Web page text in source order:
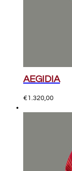
AEGIDIA
€1.320,00